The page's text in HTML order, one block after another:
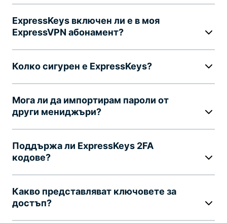
ExpressKeys включен ли е в моя
ExpressVPN абонамент?
Колко сигурен е ExpressKeys?
Мога ли да импортирам пароли от
други мениджъри?
Поддържа ли ExpressKeys 2FA
кодове?
Какво представляват ключовете за
достъп?